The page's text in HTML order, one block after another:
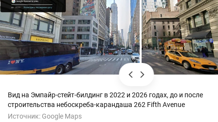
Вид на Эмпайр-стейт-билдинг в 2022 и 2026 годах, до и после
строительства небоскреба-карандаша 262 Fifth Avenue
Источник: Google Maps